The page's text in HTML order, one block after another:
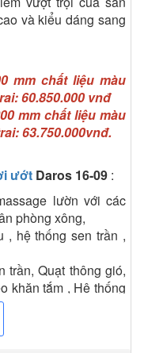
và kiểu dáng sang
mm chất liệu màu
60.850.000 vnđ
mm chất liệu màu
63.750.000vnđ.
ướt Daros 16-09 :
phòng xông,
, hệ thống sen trần ,
trần, Quạt thông gió,
khăn tắm , Hệ thống
16-09 :